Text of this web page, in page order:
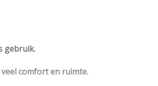
gebruik.
comfort en ruimte.